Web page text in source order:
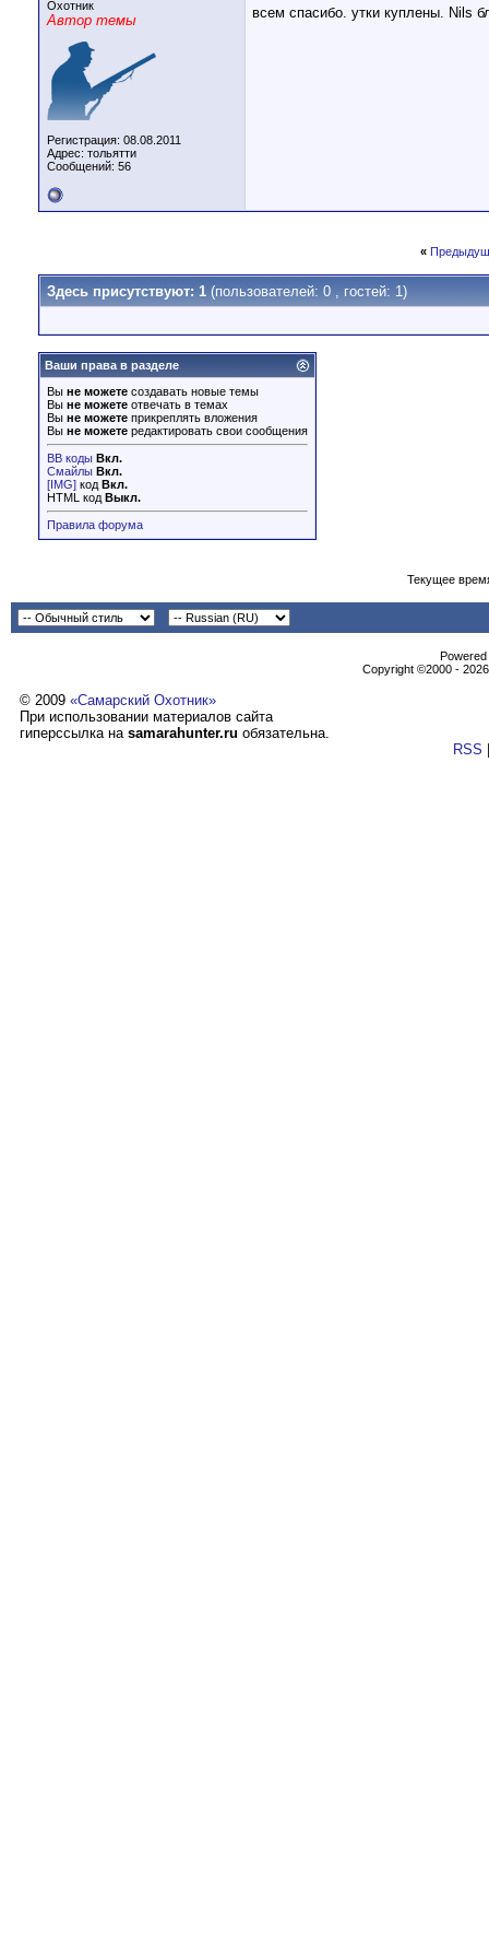
Охотник
Автор темы
Регистрация: 08.08.2011
Адрес: тольятти
Сообщений: 56
всем спасибо. утки куплены. Nils
«
Здесь присутствуют: 1 (пользователей: 0 , гостей: 1)
Ваши права в разделе
Вы не можете создавать новые темы
Вы не можете отвечать в темах
Вы не можете прикреплять вложения
Вы не можете редактировать свои сообщения
BB коды Вкл.
Смайлы Вкл.
[IMG] код Вкл.
HTML код Выкл.
Правила форума
Текущее
Copyright ©2000 -
© 2009 «Самарский Охотник»
При использовании материалов сайта
гиперссылка на samarahunter.ru обязательна.
RSS